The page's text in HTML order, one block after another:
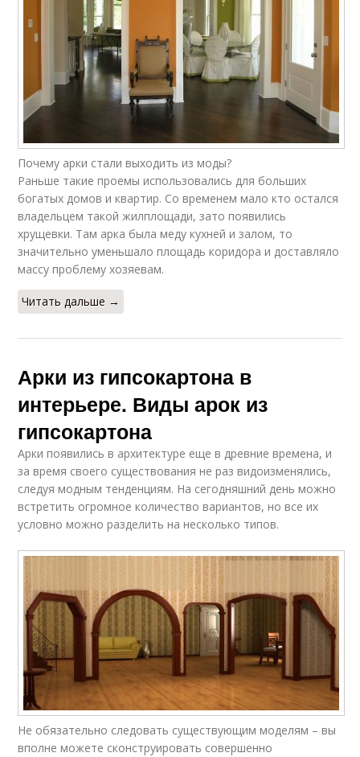
Почему арки стали выходить из моды?
Раньше такие проемы использовались для больших
богатых домов и квартир. Со временем мало кто остался
владельцем такой жилплощади, зато появились
хрущевки. Там арка была меду кухней и залом, то
значительно уменьшало площадь коридора и доставляло
массу проблему хозяевам.
Читать дальше →
Арки из гипсокартона в
интерьере. Виды арок из
гипсокартона
Арки появились в архитектуре еще в древние времена, и
за время своего существования не раз видоизменялись,
следуя модным тенденциям. На сегодняшний день можно
встретить огромное количество вариантов, но все их
условно можно разделить на несколько типов.
Не обязательно следовать существующим моделям – вы
вполне можете сконструировать совершенно